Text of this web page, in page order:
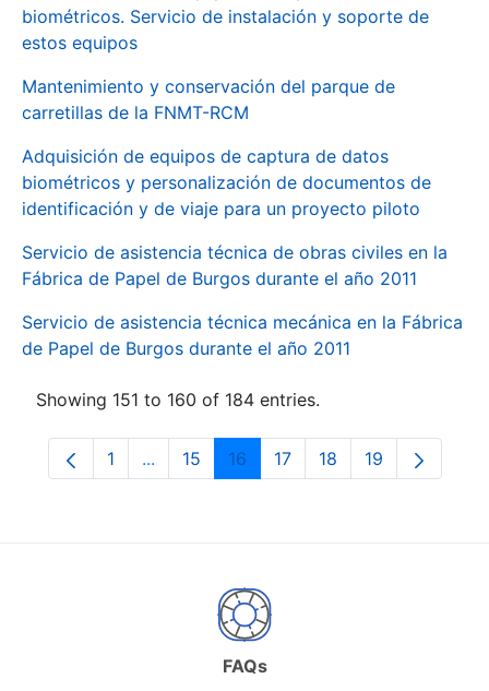
biométricos. Servicio de instalación y soporte de
estos equipos
Mantenimiento y conservación del parque de
carretillas de la FNMT-RCM
Adquisición de equipos de captura de datos
biométricos y personalización de documentos de
identificación y de viaje para un proyecto piloto
Servicio de asistencia técnica de obras civiles en la
Fábrica de Papel de Burgos durante el año 2011
Servicio de asistencia técnica mecánica en la Fábrica
de Papel de Burgos durante el año 2011
Showing 151 to 160 of 184 entries.
Page
1 ...Intermediate Pages Use TAB to navigate.
Page
15 Page
16 Page
17 Page
18 Page
19
FAQs